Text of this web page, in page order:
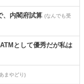
、内閣府試算 (なんでも受
として優秀だが私は
まやどり)